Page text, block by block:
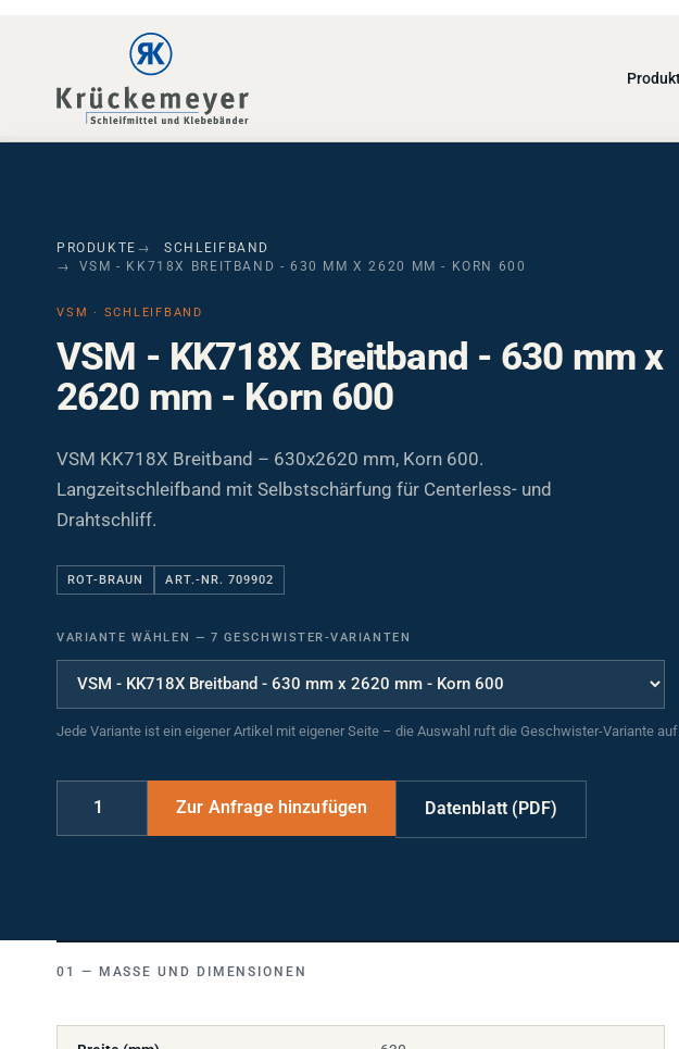
VSM - KK718X BREITBAND - 630 MM X 2620 MM - KORN 600
VSM - KK718X Breitband - 630 mm x
2620 mm - Korn 600
VSM KK718X Breitband – 630x2620 mm, Korn 600.
Langzeitschleifband mit Selbstschärfung für Centerless- und
Drahtschliff.
ROT-BRAUN ART.-NR. 709902
VARIANTE WÄHLEN
Jede Variante ist ein eigener Artikel mit eigener Seite – die Auswahl ruft die Geschwister-Variante auf.
Datenblatt (PDF)
MASSE UND DIMENSIONEN
Breite (mm) 630